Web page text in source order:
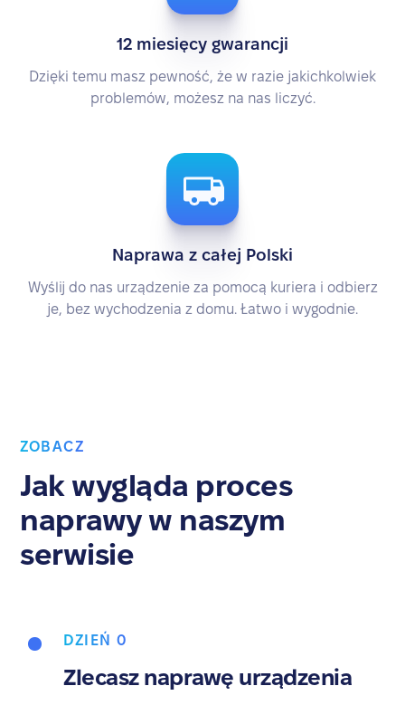
12 miesięcy gwarancji
Dzięki temu masz pewność, że w razie jakichkolwiek
problemów, możesz na nas liczyć.
Naprawa z całej Polski
Wyślij do nas urządzenie za pomocą kuriera i odbierz
je, bez wychodzenia z domu. Łatwo i wygodnie.
ZOBACZ
Jak wygląda proces
naprawy w naszym
serwisie
DZIEŃ 0
Zlecasz naprawę urządzenia